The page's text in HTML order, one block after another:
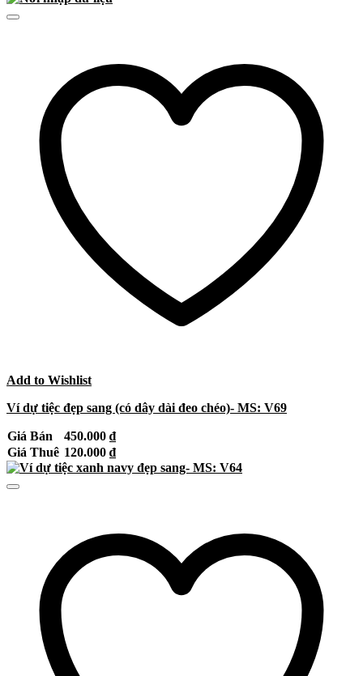
Add to Wishlist
Ví dự tiệc đẹp sang (có dây dài đeo chéo)- MS: V69
Giá Bán 450.000 ₫
Giá Thuê 120.000 ₫